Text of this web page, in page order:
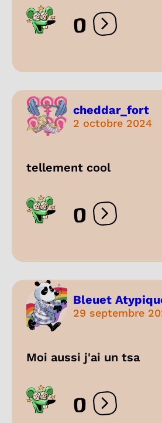
0 Ouvrir les
cheddar_fort
2 octobre 2024
tellement cool
0 Ouvrir les
Bleuet
29 septembre
Moi aussi j'ai un tsa
0 Ouvrir les